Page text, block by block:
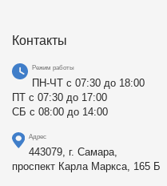
Контакты
Режим работы
ПН-ЧТ с 07:30 до 18:00
ПТ с 07:30 до 17:00
СБ с 08:00 до 14:00
Адрес
443079, г. Самара,
проспект Карла Маркса, 165 Б